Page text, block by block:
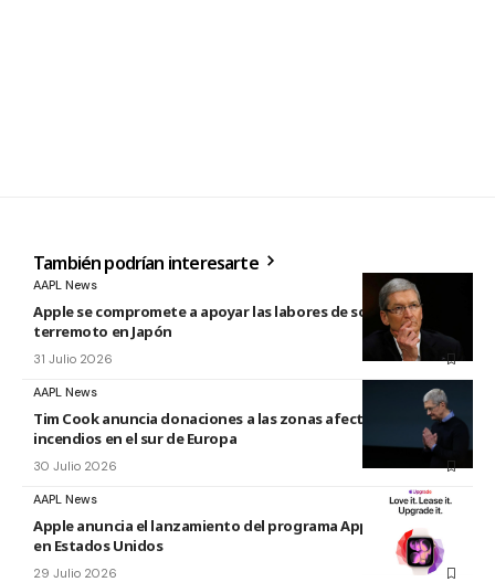
También podrían interesarte
AAPL News
Apple se compromete a apoyar las labores de socorro tras el
terremoto en Japón
31 Julio 2026
AAPL News
Tim Cook anuncia donaciones a las zonas afectadas por los
incendios en el sur de Europa
30 Julio 2026
AAPL News
Apple anuncia el lanzamiento del programa Apple Upgrade
en Estados Unidos
29 Julio 2026